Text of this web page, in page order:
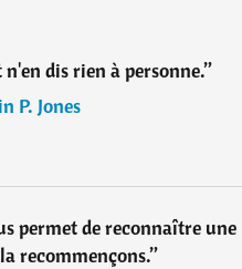
dis rien à personne.”
P. Jones
permet de reconnaître une
recommençons.”